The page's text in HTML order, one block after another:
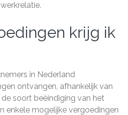
krijg ik
in Nederland
ontvangen, afhankelijk van
soort beëindiging van het
enkele mogelijke vergoedingen